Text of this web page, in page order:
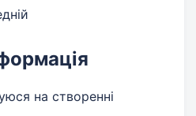
на створенні